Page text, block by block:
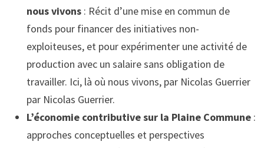
nous vivons : Récit d’une mise en commun de
fonds pour financer des initiatives non-
exploiteuses, et pour expérimenter une activité de
production avec un salaire sans obligation de
travailler. Ici, là où nous vivons, par Nicolas Guerrier
par Nicolas Guerrier.
L’économie contributive sur la Plaine Commune :
approches conceptuelles et perspectives